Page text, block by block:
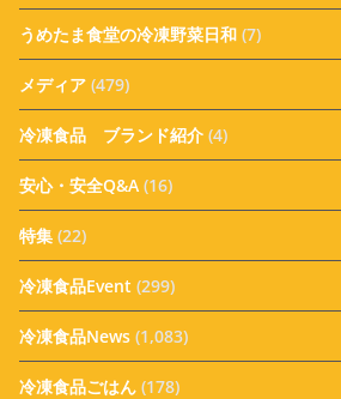
うめたま食堂の冷凍野菜日和 (7)
メディア (479)
冷凍食品 ブランド紹介 (4)
安心・安全Q&A (16)
特集 (22)
冷凍食品Event (299)
冷凍食品News (1,083)
冷凍食品ごはん (178)